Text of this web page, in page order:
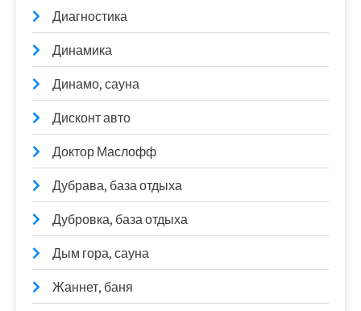
Диагностика
Динамика
Динамо, сауна
Дисконт авто
Доктор Маслофф
Дубрава, база отдыха
Дубровка, база отдыха
Дым гора, сауна
Жаннет, баня